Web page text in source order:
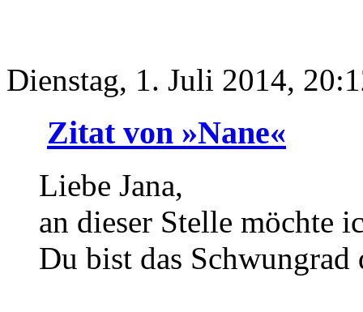
Dienstag, 1. Juli 2014,
Zitat von »Nane«
Liebe Jana,
an dieser Stelle möchte
Du bist das Schwungrad